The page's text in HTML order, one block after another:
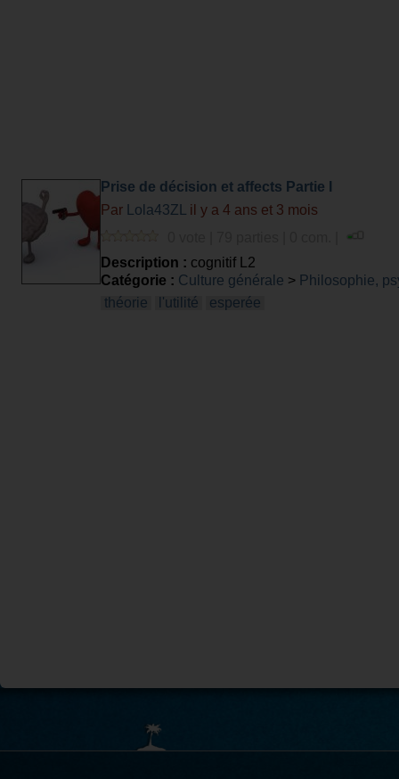
Prise de décision et affects Partie I
Par
Lola43ZL
il y a 4 ans et 3 mois
Description : cognitif L2
Catégorie : Culture générale > Philosophie,
théorie
l'utilité esperée